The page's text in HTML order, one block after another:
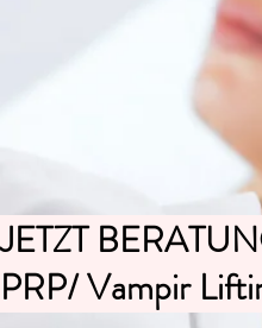
JETZT
PRP/ Vampir